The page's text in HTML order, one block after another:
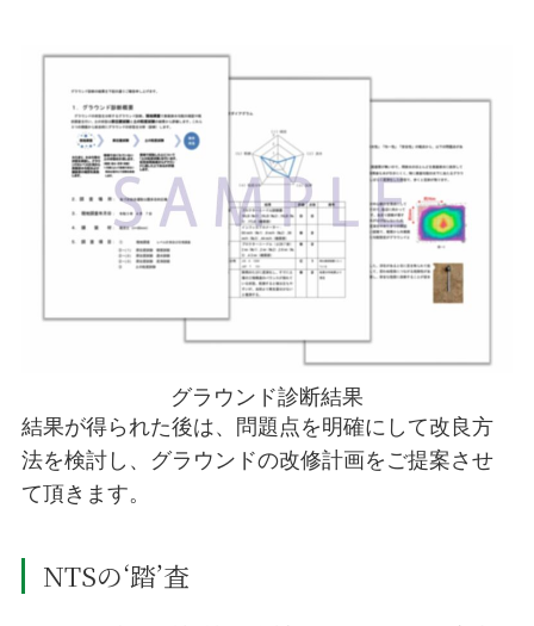
グラウンド診断結果
結果が得られた後は、問題点を明確にして改良方
法を検討し、グラウンドの改修計画をご提案させ
て頂きます。
NTSの‘踏’査